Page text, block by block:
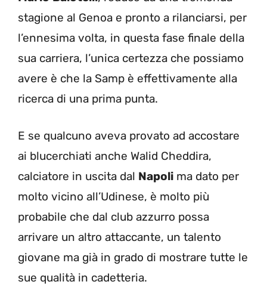
stagione al Genoa e pronto a rilanciarsi, per
l’ennesima volta, in questa fase finale della
sua carriera, l’unica certezza che possiamo
avere è che la Samp è effettivamente alla
ricerca di una prima punta.
E se qualcuno aveva provato ad accostare
ai blucerchiati anche Walid Cheddira,
calciatore in uscita dal Napoli ma dato per
molto vicino all’Udinese, è molto più
probabile che dal club azzurro possa
arrivare un altro attaccante, un talento
giovane ma già in grado di mostrare tutte le
sue qualità in cadetteria.